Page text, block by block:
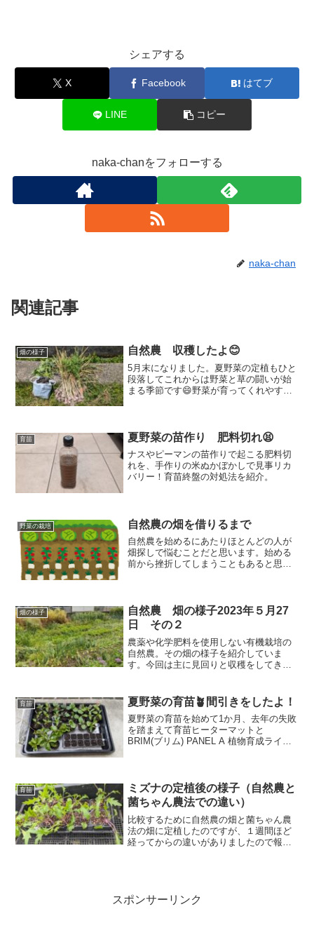
シェアする
X Facebook はてブ
LINE コピー
naka-chanをフォローする
naka-chan
関連記事
畑の様子 自然農 収穫したよ😊
5月末になりました。夏野菜の定植もひと
段落してこれからは野菜と草の闘いが始
まる季節です😄野菜が育ってくれやすい
育苗 夏野菜の苗作り 肥料切れ😫
ナスやピーマンの苗作りで起こる肥料切
れを、手作りの米ぬかぼかしで見事リカ
バリー！育苗終盤の対処法を紹介。
野菜の栽培 自然農の畑を借りるまで
自然農を始めるにあたりほとんどの人が
畑探しで悩むことだと思います。始める
前から挫折してしまうこともあると思い
参考になればと思い僕が畑を見つけるに
至ったことをご紹介します。
畑の様子
自然農 畑の様子2023年５月27
日 その２
農薬や化学肥料を使用しない有機栽培の
自然農。その畑の様子を紹介していま
す。今回は主に見回りと収穫をしてきま
収穫したものの紹介です。ウリハムシに
やられたキュウリが元気に育っていま
す！
育苗 夏野菜の育苗🪴間引きをしたよ！
夏野菜の育苗を始めて1か月、去年の失敗
を踏まえて育苗ヒーターマットと
BRIM(ブリム) PANEL A 植物育成ライト
っかり育成。間引き後はスッキリし、順
調に育つことを期待しています。技術の
進歩を実感しています。
育苗
ミズナの定植後の様子（自然農と
菌ちゃん農法での違い）
比較するために自然農の畑と菌ちゃん農
法の畑に定植したのですが、１週間ほど
経ってからの違いがありましたので報告
ます。
スポンサーリンク